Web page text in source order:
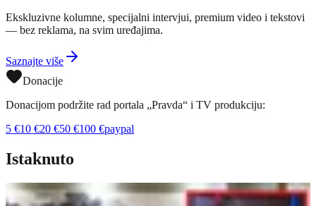
Ekskluzivne kolumne, specijalni intervjui, premium video i tekstovi
— bez reklama, na svim uređajima.
Saznajte više
Donacije
Donacijom podržite rad portala „Pravda“ i TV produkciju:
5 €10 €20 €50 €100 €paypal
Istaknuto